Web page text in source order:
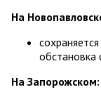
На
обстановка
На Запорожском: